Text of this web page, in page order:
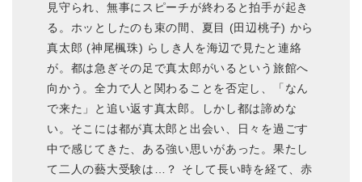
見守られ、無事にスピーチが終わると拍手が起き
る。ホッとしたのも束の間、夏目 (田辺桃子) から
真太郎 (神尾楓珠) らしき人を海辺で見たと連絡
が。都は急ぎその足で真太郎がいるという旅館へ
向かう。全力で人と関わることを否定し、「なん
で来た」と追い返す真太郎。しかし都は諦めな
い。そこには都が真太郎と出会い、日々を過ごす
中で感じてきた、ある強い思いがあった。果たし
て二人の藝大受験は…？ そして長い時を経て、赤